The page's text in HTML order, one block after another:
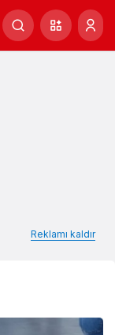
Reklamı kaldır